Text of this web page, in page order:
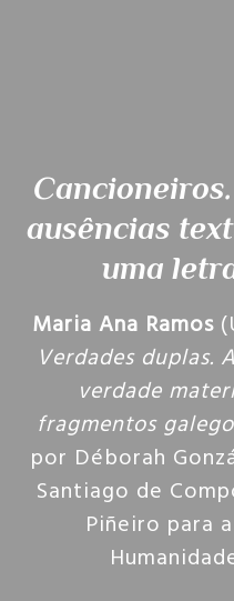
ausências
uma
Maria Ana Ramos
Verdades duplas.
verdade
fragmentos
por Déborah
Santiago de
Piñeiro para